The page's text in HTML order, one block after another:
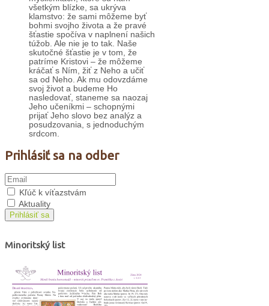
všetkým blízke, sa ukrýva
klamstvo: že sami môžeme byť
bohmi svojho života a že pravé
šťastie spočíva v naplnení našich
túžob. Ale nie je to tak. Naše
skutočné šťastie je v tom, že
patríme Kristovi – že môžeme
kráčať s Ním, žiť z Neho a učiť
sa od Neho. Ak mu odovzdáme
svoj život a budeme Ho
nasledovať, staneme sa naozaj
Jeho učeníkmi – schopnými
prijať Jeho slovo bez analýz a
posudzovania, s jednoduchým
srdcom.
Prihlásiť sa na odber
Kľúč k víťazstvám
Aktuality
Prihlásiť sa
Minoritský list